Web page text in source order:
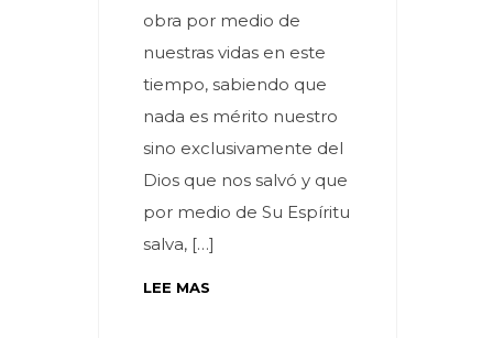
obra por medio de
nuestras vidas en este
tiempo, sabiendo que
nada es mérito nuestro
sino exclusivamente del
Dios que nos salvó y que
por medio de Su Espíritu
salva, […]
LEE MAS